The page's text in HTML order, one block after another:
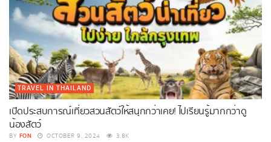
TRAVEL IN THAILAND
เปิดประสบการณ์เที่ยวสวนสัตว์ให้สนุกกว่าเคย! ไปเรียนรู้มากกว่าดู
น้องสัตว์
BY FON OCTOBER 9, 2024 3.8K